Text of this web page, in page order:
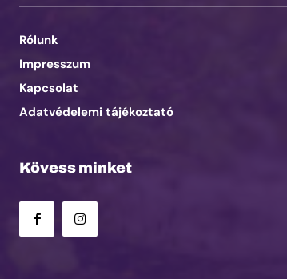
Rólunk
Impresszum
Kapcsolat
Adatvédelemi tájékoztató
Kövess minket